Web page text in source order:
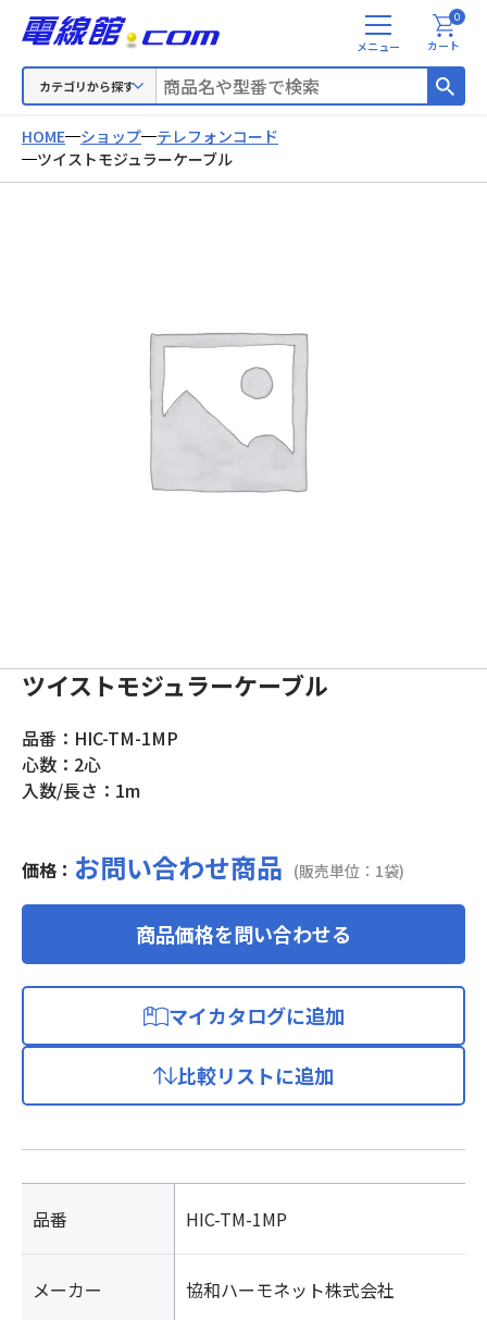
カテゴリから探す
メ
ニ
カート
0
HOME ショップ
テレフォンコード
ツイストモジュラーケーブル
ツイストモジュラーケーブル
品番：HIC-TM-1MP
心数：2心
入数/長さ：1m
価格： お問い合わせ商品 (販売単位：1袋)
商品価格を問い合わせる
マイカタログに追加
比較リストに追加
品番 HIC-TM-1MP
メーカー 協和ハーモネット株式会社